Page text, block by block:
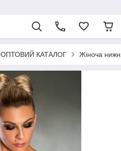
ОПТОВИЙ КАТАЛОГ Жіноча